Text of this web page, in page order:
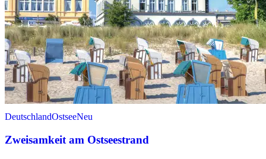
DeutschlandOstseeNeu
Zweisamkeit am Ostseestrand